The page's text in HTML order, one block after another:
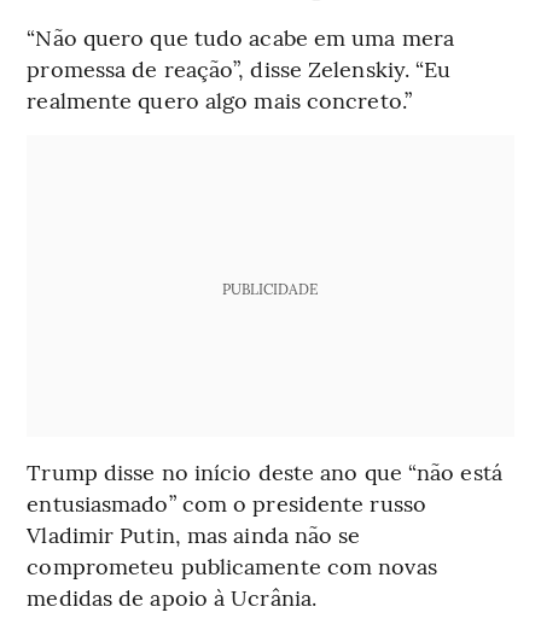
“Não quero que tudo acabe em uma mera
promessa de reação”, disse Zelenskiy. “Eu
realmente quero algo mais concreto.”
PUBLICIDADE
Trump disse no início deste ano que “não está
entusiasmado” com o presidente russo
Vladimir Putin, mas ainda não se
comprometeu publicamente com novas
medidas de apoio à Ucrânia.